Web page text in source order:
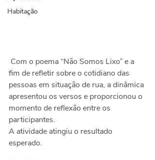
Habitação
fim de refletir sobre o cotidiano das
pessoas em situação de rua, a dinâmica
apresentou os versos e proporcionou o
momento de reflexão entre os
participantes.
A atividade atingiu o resultado
esperado.